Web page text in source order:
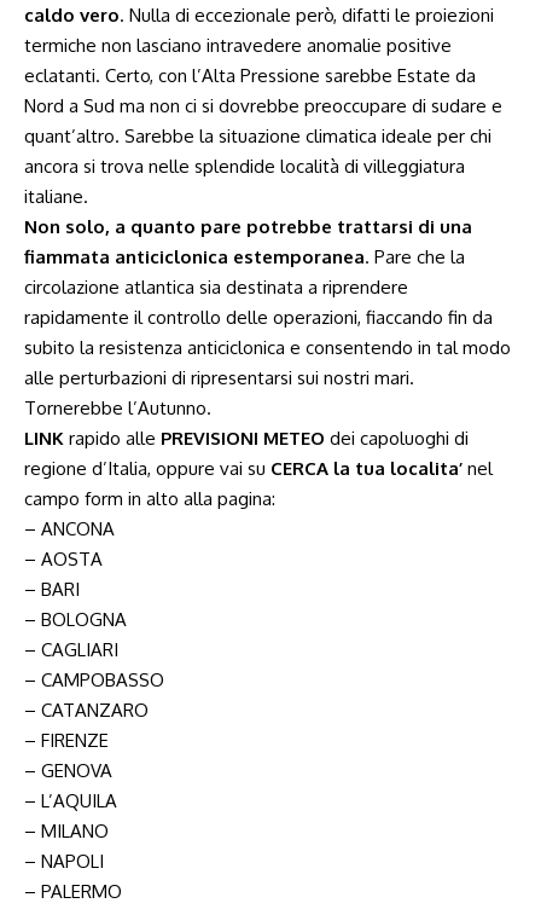
caldo vero. Nulla di eccezionale però, difatti le proiezioni
termiche non lasciano intravedere anomalie positive
eclatanti. Certo, con l’Alta Pressione sarebbe Estate da
Nord a Sud ma non ci si dovrebbe preoccupare di sudare e
quant’altro. Sarebbe la situazione climatica ideale per chi
ancora si trova nelle splendide località di villeggiatura
italiane.
Non solo, a quanto pare potrebbe trattarsi di una
fiammata anticiclonica estemporanea. Pare che la
circolazione atlantica sia destinata a riprendere
rapidamente il controllo delle operazioni, fiaccando fin da
subito la resistenza anticiclonica e consentendo in tal modo
alle perturbazioni di ripresentarsi sui nostri mari.
Tornerebbe l’Autunno.
LINK rapido alle PREVISIONI METEO dei capoluoghi di
regione d’Italia, oppure vai su CERCA la tua localita’ nel
campo form in alto alla pagina:
– ANCONA
– AOSTA
– BARI
– BOLOGNA
– CAGLIARI
– CAMPOBASSO
– CATANZARO
– FIRENZE
– GENOVA
– L’AQUILA
– MILANO
– NAPOLI
– PALERMO